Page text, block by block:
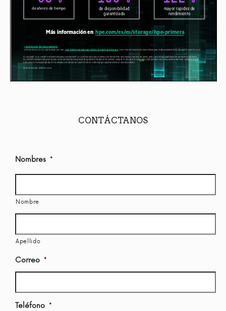
CONTÁCTANOS
Nombres *
Nombre
Apellido
Correo *
Teléfono *